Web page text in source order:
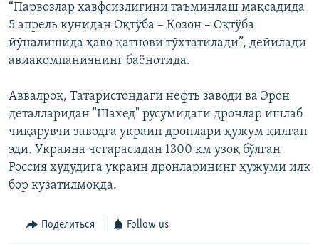
“Парвозлар хавфсизлигини таъминлаш мақсадида
5 апрель кунидан Оқтўба – Қозон – Оқтўба
йўналишида ҳаво қатнови тўхтатилади”, дейилади
авиакомпаниянинг баёнотида.
Аввалроқ, Татаристондаги нефть заводи ва Эрон
деталларидан "Шахед" русумидаги дронлар ишлаб
чиқарувчи заводга украин дронлари ҳужум қилган
эди. Украина чегарасидан 1300 км узоқ бўлган
Россия ҳудудига украин дронларининг ҳужуми илк
бор кузатилмоқда.
Поделиться Follow us